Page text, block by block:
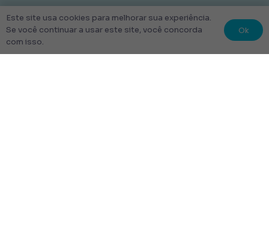
Este site usa cookies para melhorar sua experiência.
Se você continuar a usar este site, você concorda
com isso.
Ok